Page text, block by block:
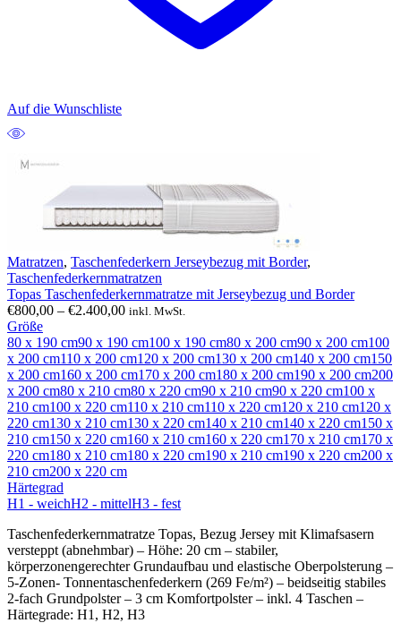
Auf die Wunschliste
Matratzen, Taschenfederkern Jerseybezug mit Border,
Taschenfederkernmatratzen
Topas Taschenfederkernmatratze mit Jerseybezug und Border
€800,00 – €2.400,00Preisspanne:
bis
€2.400,00
inkl. MwSt.
Größe
80 x 190 cm90 x 190 cm100 x 190 cm80 x 200 cm90 x 200 cm100
x 200 cm110 x 200 cm120 x 200 cm130 x 200 cm140 x 200 cm150
x 200 cm160 x 200 cm170 x 200 cm180 x 200 cm190 x 200 cm200
x 200 cm80 x 210 cm80 x 220 cm90 x 210 cm90 x 220 cm100 x
210 cm100 x 220 cm110 x 210 cm110 x 220 cm120 x 210 cm120 x
220 cm130 x 210 cm130 x 220 cm140 x 210 cm140 x 220 cm150 x
210 cm150 x 220 cm160 x 210 cm160 x 220 cm170 x 210 cm170 x
220 cm180 x 210 cm180 x 220 cm190 x 210 cm190 x 220 cm200 x
210 cm200 x 220 cm
Härtegrad
H1 - weichH2 - mittelH3 - fest
Taschenfederkernmatratze Topas, Bezug Jersey mit Klimafsasern
versteppt (abnehmbar) – Höhe: 20 cm – stabiler,
körperzonengerechter Grundaufbau und elastische Oberpolsterung –
5-Zonen- Tonnentaschenfederkern (269 Fe/m²) – beidseitig stabiles
2-fach Grundpolster – 3 cm Komfortpolster – inkl. 4 Taschen –
Härtegrade: H1, H2, H3